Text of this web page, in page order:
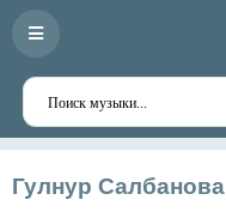
Гулнур Салбанова